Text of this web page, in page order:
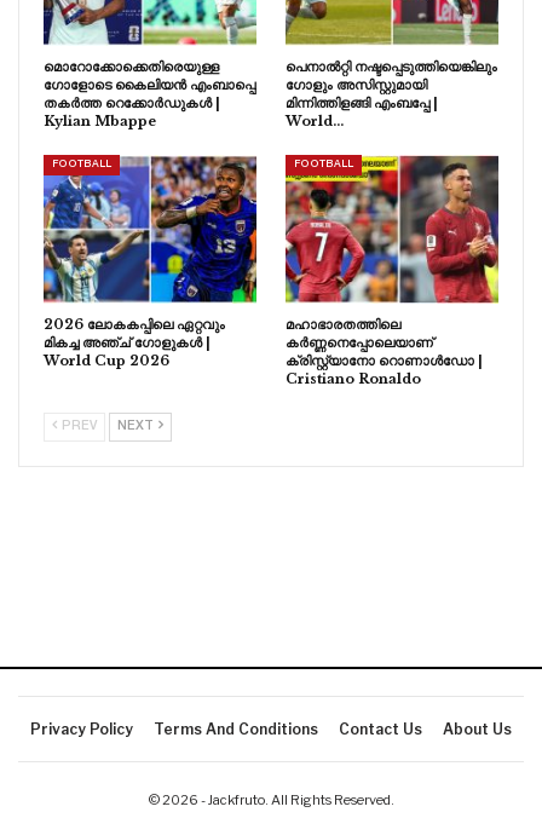
മൊറോക്കോക്കെതിരെയുള്ള
ഗോളോടെ കൈലിയൻ എംബാപ്പെ
തകർത്ത റെക്കോർഡുകൾ |
Kylian Mbappe
പെനാൽറ്റി നഷ്ടപ്പെടുത്തിയെങ്കിലും
ഗോളും അസിസ്റ്റുമായി
മിന്നിത്തിളങ്ങി എംബപ്പേ |
World…
FOOTBALL
2026 ലോകകപ്പിലെ ഏറ്റവും
മികച്ച അഞ്ച് ഗോളുകൾ |
World Cup 2026
FOOTBALL
മഹാഭാരതത്തിലെ
കർണ്ണനെപ്പോലെയാണ്
ക്രിസ്റ്റ്യാനോ റൊണാൾഡോ |
Cristiano Ronaldo
PREV NEXT
Privacy Policy Terms And Conditions Contact Us About Us
© 2026 - Jackfruto. All Rights Reserved.